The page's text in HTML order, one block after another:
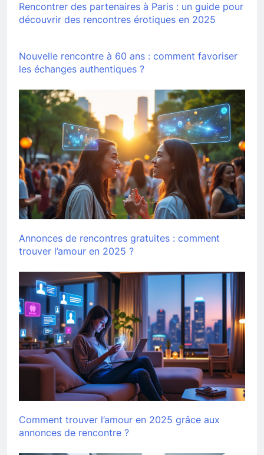
Rencontrer des partenaires à Paris : un guide pour
découvrir des rencontres érotiques en 2025
Nouvelle rencontre à 60 ans : comment favoriser
les échanges authentiques ?
Annonces de rencontres gratuites : comment
trouver l’amour en 2025 ?
Comment trouver l’amour en 2025 grâce aux
annonces de rencontre ?